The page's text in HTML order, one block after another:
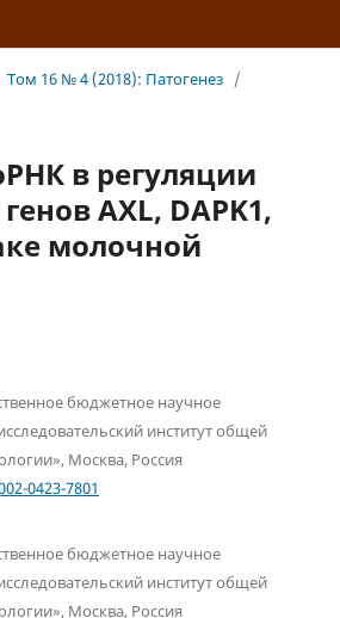
Том 16 № 4 (2018): Патогенез /
в регуляции
AXL, DAPK1,
молочной
бюджетное научное
институт общей
Москва, Россия
0423-7801
бюджетное научное
институт общей
Москва, Россия